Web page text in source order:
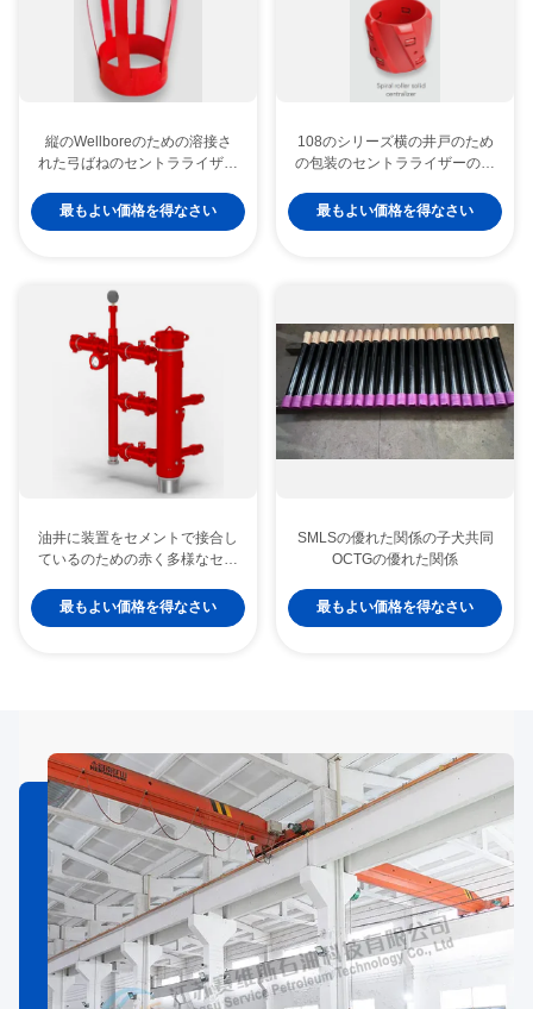
縦のWellboreのための溶接さ
れた弓ばねのセントラライザー
最もよい価格を得なさい
108のシリーズ横の井戸のため
の包装のセントラライザーのロ
最もよい価格を得なさい
油井に装置をセメントで接合し
ているのための赤く多様なセメ
最もよい価格を得なさい
SMLSの優れた関係の子犬共同
OCTGの優れた関係
最もよい価格を得なさい